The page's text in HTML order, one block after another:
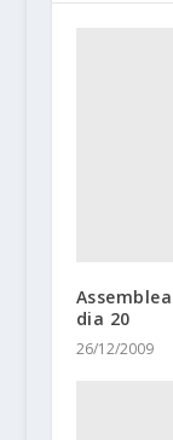
dia 20
26/12/2009